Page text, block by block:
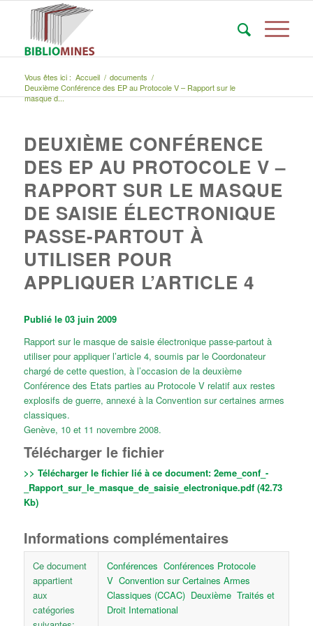
Vous êtes ici : Accueil / documents /
Deuxième Conférence des EP au Protocole V – Rapport sur le
masque d...
DEUXIÈME CONFÉRENCE
DES EP AU PROTOCOLE V –
RAPPORT SUR LE MASQUE
DE SAISIE ÉLECTRONIQUE
PASSE-PARTOUT À
UTILISER POUR
APPLIQUER L’ARTICLE 4
Publié le 03 juin 2009
Rapport sur le masque de saisie électronique passe-partout à
utiliser pour appliquer l’article 4, soumis par le Coordonateur
chargé de cette question, à l’occasion de la deuxième
Conférence des Etats parties au Protocole V relatif aux restes
explosifs de guerre, annexé à la Convention sur certaines armes
classiques.
Genève, 10 et 11 novembre 2008.
Télécharger le fichier
>> Télécharger le fichier lié à ce document: 2eme_conf_-
_Rapport_sur_le_masque_de_saisie_electronique.pdf (42.73
Kb)
Informations complémentaires
Ce document
appartient
aux
catégories
Conférences Conférences Protocole
V Convention sur Certaines Armes
Classiques (CCAC) Deuxième Traités et
Droit International